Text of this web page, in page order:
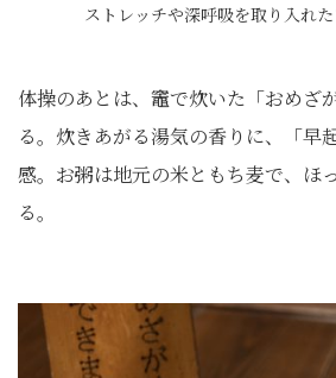
ストレッチや深呼吸を取り入れた
体操のあとは、竈で炊いた「おめざ
る。炊きあがる湯気の香りに、「早
感。お粥は地元の米ともち麦で、ほ
る。